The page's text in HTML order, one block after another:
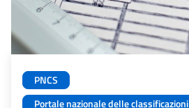
PNCS
Portale nazionale delle classificazioni